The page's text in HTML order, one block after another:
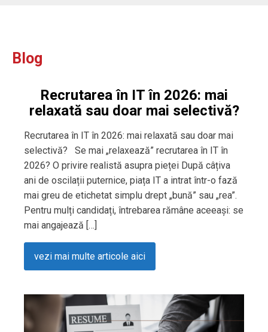
Blog
Recrutarea în IT în 2026: mai
relaxată sau doar mai selectivă?
Recrutarea în IT în 2026: mai relaxată sau doar mai
selectivă? Se mai „relaxează” recrutarea în IT în
2026? O privire realistă asupra pieței După câțiva
ani de oscilații puternice, piața IT a intrat într-o fază
mai greu de etichetat simplu drept „bună” sau „rea”.
Pentru mulți candidați, întrebarea rămâne aceeași: se
mai angajează […]
vezi mai multe articole aici